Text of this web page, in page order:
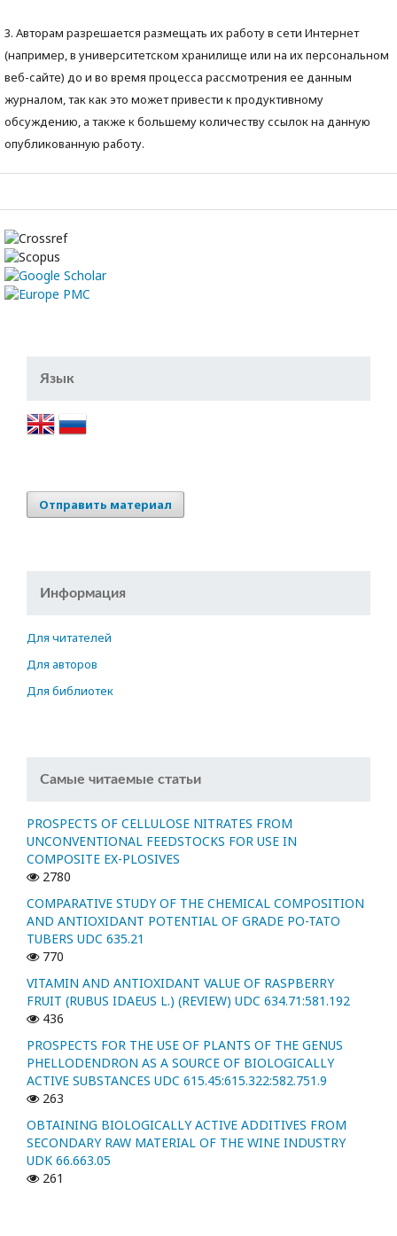
3. Авторам разрешается размещать их работу в сети Интернет
(например, в университетском хранилище или на их персональном
веб-сайте) до и во время процесса рассмотрения ее данным
журналом, так как это может привести к продуктивному
обсуждению, а также к большему количеству ссылок на данную
опубликованную работу.
Язык
Отправить материал
Информация
Для читателей
Для авторов
Для библиотек
Самые читаемые статьи
PROSPECTS OF CELLULOSE NITRATES FROM
UNCONVENTIONAL FEEDSTOCKS FOR USE IN
COMPOSITE EX-PLOSIVES
2780
COMPARATIVE STUDY OF THE CHEMICAL COMPOSITION
AND ANTIOXIDANT POTENTIAL OF GRADE PO-TATO
TUBERS UDC 635.21
770
VITAMIN AND ANTIOXIDANT VALUE OF RASPBERRY
FRUIT (RUBUS IDAEUS L.) (REVIEW) UDC 634.71:581.192
436
PROSPECTS FOR THE USE OF PLANTS OF THE GENUS
PHELLODENDRON AS A SOURCE OF BIOLOGICALLY
ACTIVE SUBSTANCES UDC 615.45:615.322:582.751.9
263
OBTAINING BIOLOGICALLY ACTIVE ADDITIVES FROM
SECONDARY RAW MATERIAL OF THE WINE INDUSTRY
UDK 66.663.05
261